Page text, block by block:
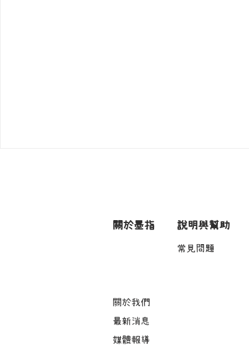
關於墨指 說明與幫助
常見問題
關於我們
最新消息
媒體報導